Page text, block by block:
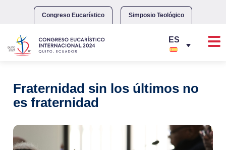
Congreso Eucarístico Simposio Teológico
Fraternidad sin los últimos no
es fraternidad